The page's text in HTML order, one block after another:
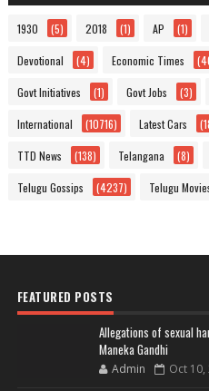
1930 (5) 2018 (1) AP (1)
Devotional (4) Economic Times
Govt Initiatives (1) Govt Jobs (3)
International (10716) Latest Cars
TTD News (138) Telangana (8)
Telugu Gossips (4237) Telugu
FEATURED POSTS
Allegations of sexual
Maneka Gandhi
Admin Oct 10,